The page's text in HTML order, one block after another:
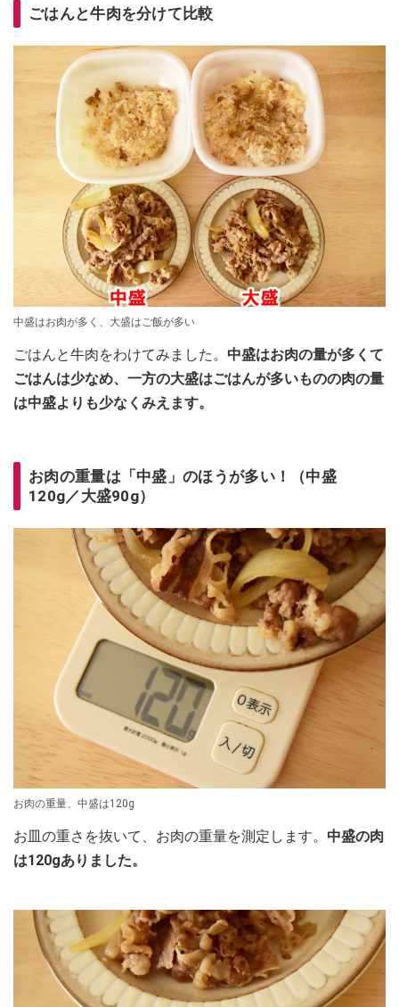
ごはんと牛肉を分けて比較
中盛はお肉が多く、大盛はご飯が多い
ごはんと牛肉をわけてみました。 中盛はお肉の量が多くて
ごはんは少なめ、一方の大盛はごはんが多いものの肉の量
は中盛よりも少なくみえます。
お肉の重量は「中盛」のほうが多い！（中盛
120g／大盛90g）
お肉の重量、中盛は120g
お皿の重さを抜いて、お肉の重量を測定します。 中盛の肉
は120gありました。